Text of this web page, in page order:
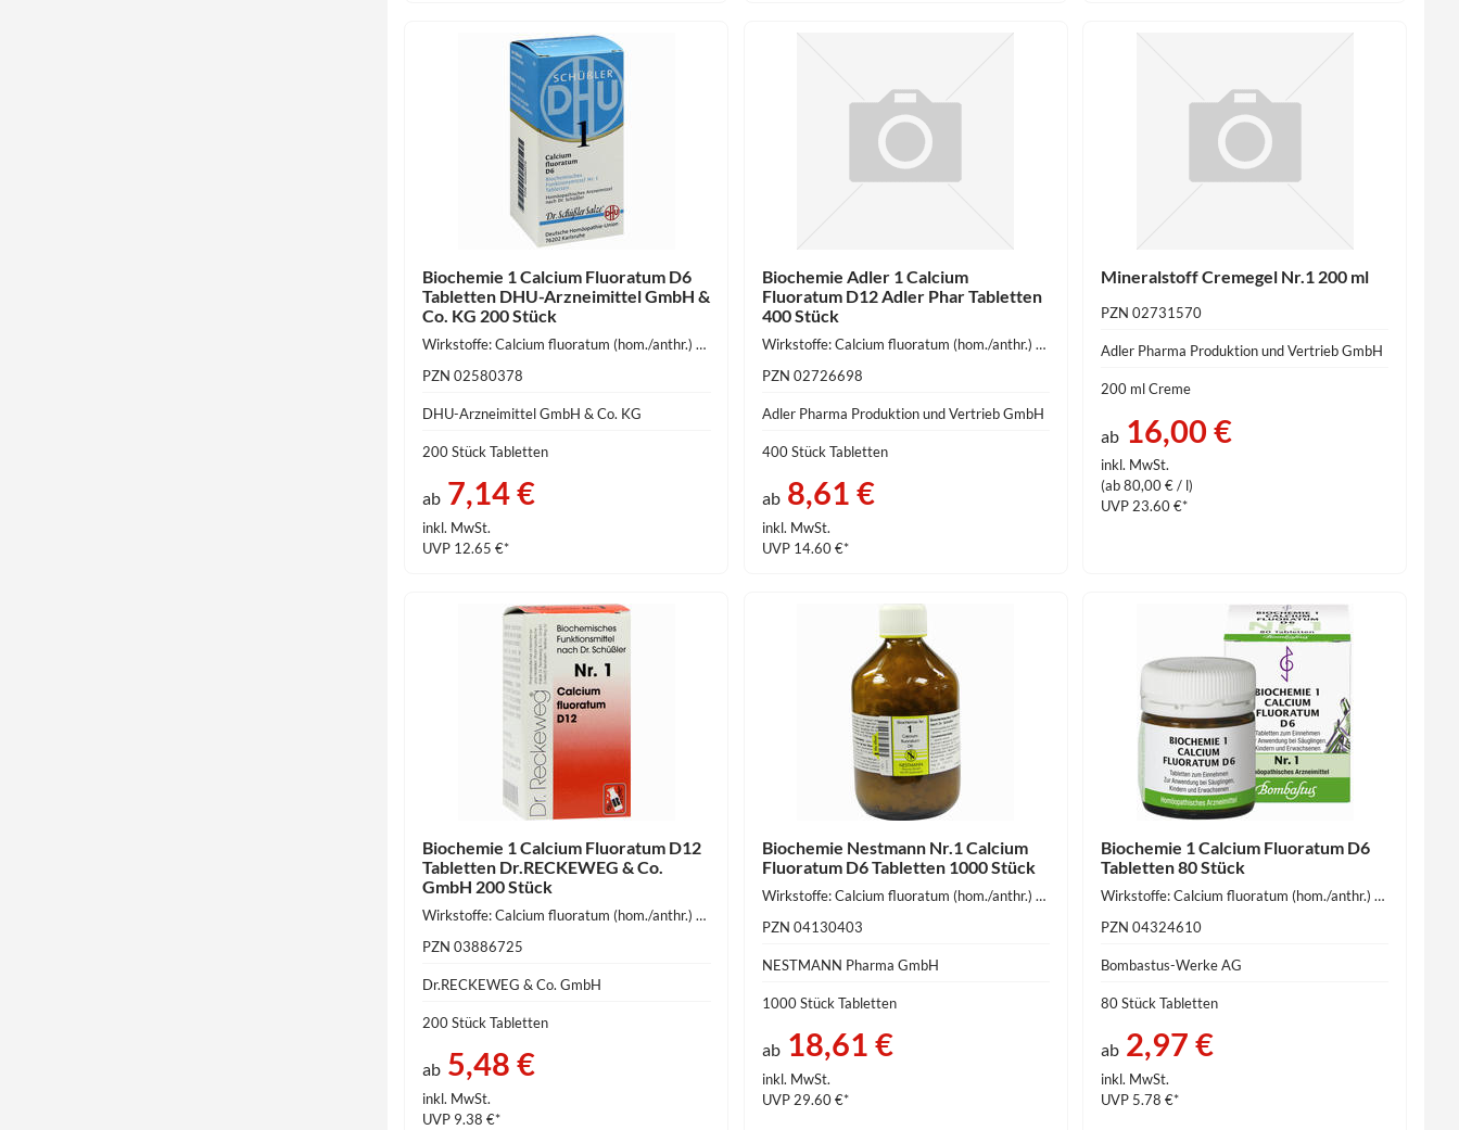
Biochemie 1 Calcium Fluoratum D6
Tabletten DHU-Arzneimittel GmbH &
Co. KG 200 Stück
Wirkstoffe: Calcium fluoratum (hom./anthr.) 250 mg
PZN 02580378
DHU-Arzneimittel GmbH & Co. KG
200 Stück Tabletten
ab 7,14 €
inkl. MwSt.
UVP 12.65 €*
Biochemie Adler 1 Calcium
Fluoratum D12 Adler Phar Tabletten
400 Stück
Wirkstoffe: Calcium fluoratum (hom./anthr.) 250 mg
PZN 02726698
Adler Pharma Produktion und Vertrieb GmbH
400 Stück Tabletten
ab8,61 €
inkl. MwSt.
UVP 14.60 €*
Mineralstoff Cremegel Nr.1 200 ml
PZN 02731570
Adler Pharma Produktion und Vertrieb GmbH
200 ml Creme
ab 16,00 €
inkl. MwSt.
(ab 80,00 € / l)
UVP 23.60 €*
Biochemie 1 Calcium Fluoratum D12
Tabletten Dr.RECKEWEG & Co.
GmbH 200 Stück
Wirkstoffe: Calcium fluoratum (hom./anthr.) 100 mg
PZN 03886725
Dr.RECKEWEG & Co. GmbH
200 Stück Tabletten
ab 5,48 €
inkl. MwSt.
UVP 9.38 €*
Biochemie Nestmann Nr.1 Calcium
Fluoratum D6 Tabletten 1000 Stück
Wirkstoffe: Calcium fluoratum (hom./anthr.) 250 mg
PZN 04130403
NESTMANN Pharma GmbH
1000 Stück Tabletten
ab18,61 €
inkl. MwSt.
UVP 29.60 €*
Biochemie 1 Calcium Fluoratum D6
Tabletten 80 Stück
Wirkstoffe: Calcium fluoratum (hom./anthr.) 250 mg
PZN 04324610
Bombastus-Werke AG
80 Stück Tabletten
ab 2,97 €
inkl. MwSt.
UVP 5.78 €*